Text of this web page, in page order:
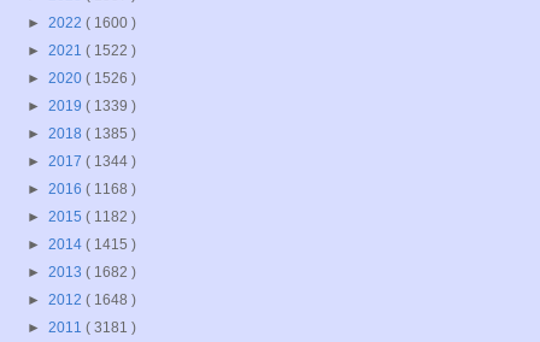
► 2022 ( 1600 )
► 2021 ( 1522 )
► 2020 ( 1526 )
► 2019 ( 1339 )
► 2018 ( 1385 )
► 2017 ( 1344 )
► 2016 ( 1168 )
► 2015 ( 1182 )
► 2014 ( 1415 )
► 2013 ( 1682 )
► 2012 ( 1648 )
► 2011 ( 3181 )